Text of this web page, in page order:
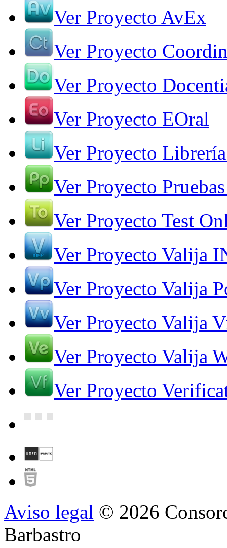
Ver Proyecto AvEx
Ver Proyecto
Ver Proyecto
Ver Proyecto EOral
Ver Proyecto
Ver Proyecto
Ver Proyecto Test
Ver Proyecto Valija
Ver Proyecto Valija
Ver Proyecto Valija
Ver Proyecto Valija
Ver Proyecto
Aviso legal © 2026
Barbastro